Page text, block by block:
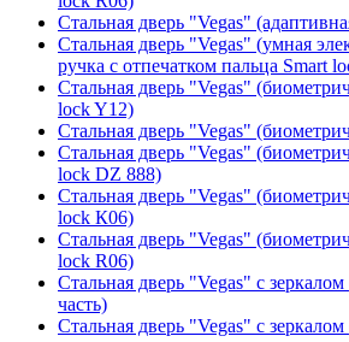
Стальная дверь "Vegas"
Стальная дверь "Vegas" (умная
ручка с отпечатком пальца Smart
Стальная дверь "Vegas"
lock Y12)
Стальная дверь "Vegas"
Стальная дверь "Vegas"
lock DZ 888)
Стальная дверь "Vegas"
lock К06)
Стальная дверь "Vegas"
lock R06)
Стальная дверь "Vegas" с
часть)
Стальная дверь "Vegas" с